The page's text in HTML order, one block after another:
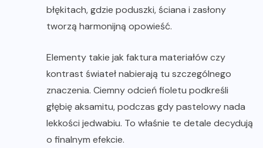
błękitach, gdzie poduszki, ściana i zasłony
tworzą harmonijną opowieść.
Elementy takie jak faktura materiałów czy
kontrast świateł nabierają tu szczególnego
znaczenia. Ciemny odcień fioletu podkreśli
głębię aksamitu, podczas gdy pastelowy nada
lekkości jedwabiu. To właśnie te detale decydują
o finalnym efekcie.